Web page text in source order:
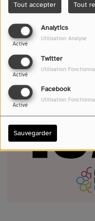
Tout accepter Tout
Analytics
Activé
Utilisation: Analyse
Twitter
Activé
Utilisation:
Facebook
Activé
Utilisation:
Sauvegarder